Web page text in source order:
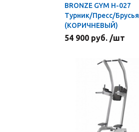
BRONZE GYM H-027
Турник/Пресс/Брусья
(КОРИЧНЕВЫЙ)
54 900 руб. /шт